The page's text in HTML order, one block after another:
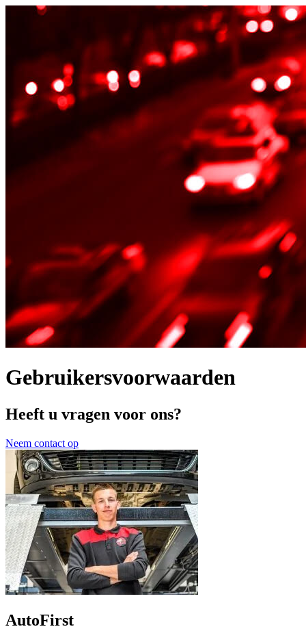
Gebruikersvoorwaarden
Heeft u vragen voor ons?
Neem contact op
AutoFirst